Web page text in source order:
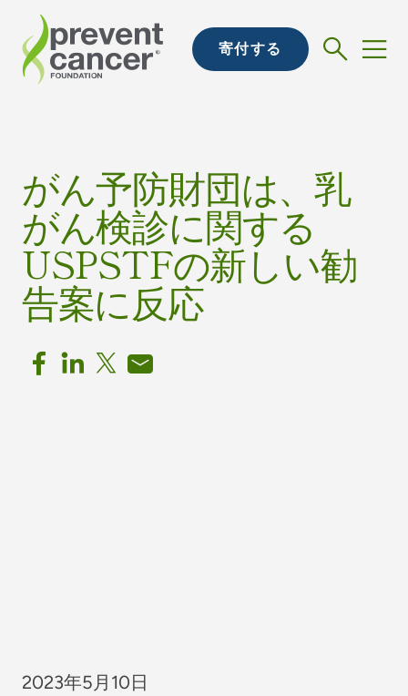
寄付する
がん予防財団は、乳
がん検診に関する
USPSTFの新しい勧
告案に反応
2023年5月10日